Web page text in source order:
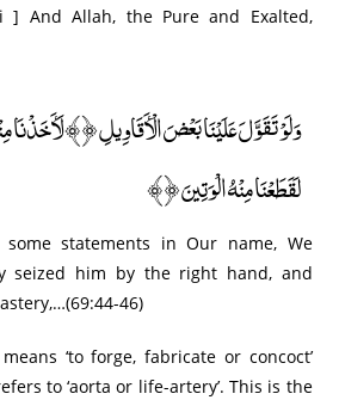
] And Allah, the Pure and Exalted,
لَقَطَعْنَا مِنْهُ الْوَتِينَ ﴿٤٦﴾
statements in Our name, We
seized him by the right hand, and
46)
‘to forge, fabricate or concoct’
to ‘aorta or life-artery’. This is the